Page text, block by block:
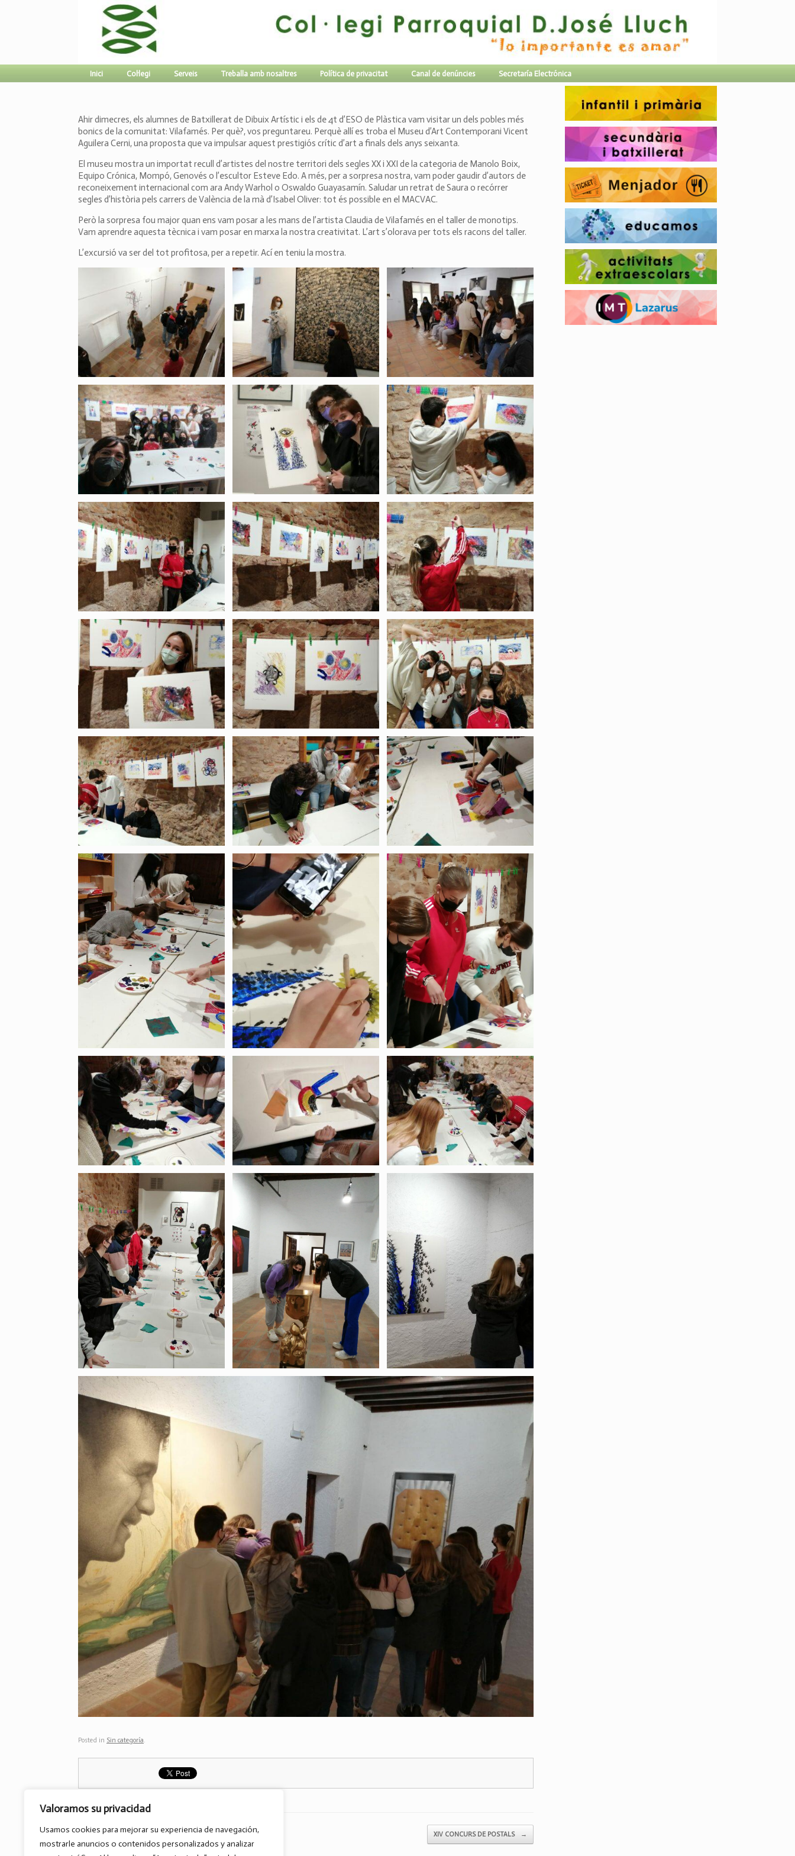
Valoramos su privacidad
Usamos cookies para mejorar su experiencia de navegación,
mostrarle anuncios o contenidos personalizados y analizar
Inici Col·legi Serveis Treballa amb nosaltres Política de privacitat Canal de denúncies Secretaría Electrónica
Ahir dimecres, els alumnes de Batxillerat de Dibuix Artístic i els de 4t d’ESO de Plàstica vam visitar un dels pobles més
bonics de la comunitat: Vilafamés. Per què?, vos preguntareu. Perquè allí es troba el Museu d’Art Contemporani Vicent
Aguilera Cerni, una proposta que va impulsar aquest prestigiós crític d’art a finals dels anys seixanta.
El museu mostra un importat recull d’artistes del nostre territori dels segles XX i XXI de la categoria de Manolo Boix,
Equipo Crónica, Mompó, Genovés o l’escultor Esteve Edo. A més, per a sorpresa nostra, vam poder gaudir d’autors de
reconeixement internacional com ara Andy Warhol o Oswaldo Guayasamín. Saludar un retrat de Saura o recórrer
segles d’història pels carrers de València de la mà d’Isabel Oliver: tot és possible en el MACVAC.
Però la sorpresa fou major quan ens vam posar a les mans de l’artista Claudia de Vilafamés en el taller de monotips.
Vam aprendre aquesta tècnica i vam posar en marxa la nostra creativitat. L’art s’olorava per tots els racons del taller.
L’excursió va ser del tot profitosa, per a repetir. Ací en teniu la mostra.
Posted in Sin categoría.
Post navigation
← 25-N: Seguimos luchando por un… XIV CONCURS DE POSTALS →